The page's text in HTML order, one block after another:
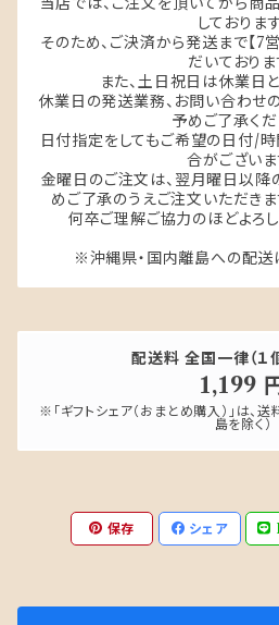
しております
そのため、ご決済から発送まで【7
だいておりま
また、土日祝日は休業日と
休業日の発送業務、お問い合わせ
予めご了承くだ
日付指定をしてもご希望の日付/
合がございま
金曜日のご注文は、翌月曜日以降
めご了承のうえご注文いただきま
何卒ご理解ご協力のほどよろし
※沖縄県・国内離島への配送
配送料 全国一律（１
1,199
※「ギフトシェア（おまとめ購入）」は、
島を除く）
保存 シェア